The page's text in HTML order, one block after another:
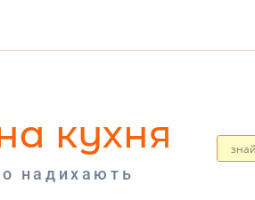
кухня
надихають